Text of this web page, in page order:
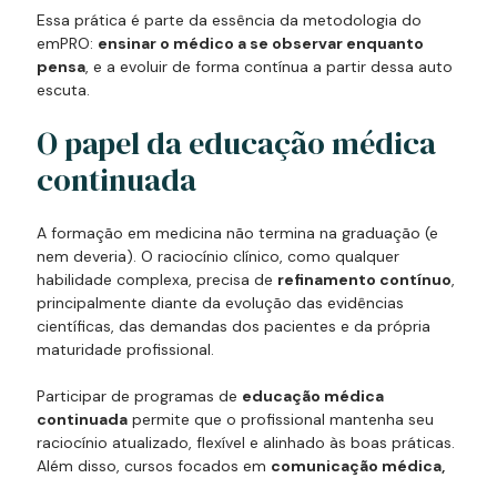
Essa prática é parte da essência da metodologia do
emPRO: ensinar o médico a se observar enquanto
pensa, e a evoluir de forma contínua a partir dessa auto
escuta.
O papel da educação médica
continuada
A formação em medicina não termina na graduação (e
nem deveria). O raciocínio clínico, como qualquer
habilidade complexa, precisa de refinamento contínuo,
principalmente diante da evolução das evidências
científicas, das demandas dos pacientes e da própria
maturidade profissional.
Participar de programas de educação médica
continuadapermite que o profissional mantenha seu
raciocínio atualizado, flexível e alinhado às boas práticas.
Além disso, cursos focados em comunicação médica,